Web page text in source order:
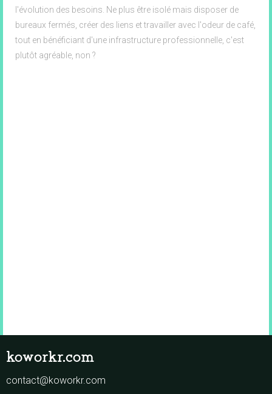
l'évolution des besoins. Ne plus être isolé mais disposer de
bureaux fermés, créer des liens et travailler avec l'odeur de café,
tout en bénéficiant d'une infrastructure professionnelle, c'est
plutôt agréable, non ?
koworkr.com
contact@koworkr.com